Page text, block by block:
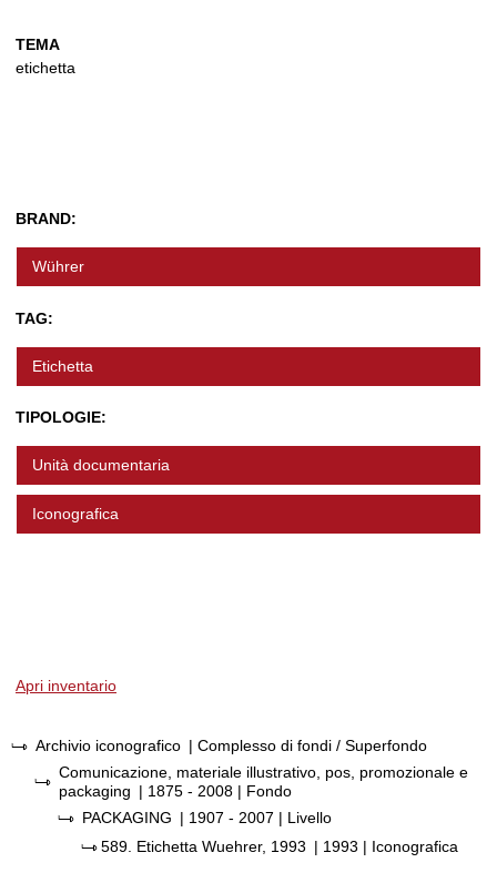
TEMA
etichetta
BRAND:
Wührer
TAG:
Etichetta
TIPOLOGIE:
Unità documentaria
Iconografica
Apri inventario
Archivio iconografico | Complesso di fondi / Superfondo
Comunicazione, materiale illustrativo, pos, promozionale e
packaging | 1875 - 2008 | Fondo
PACKAGING | 1907 - 2007 | Livello
589. Etichetta Wuehrer, 1993 | 1993 | Iconografica